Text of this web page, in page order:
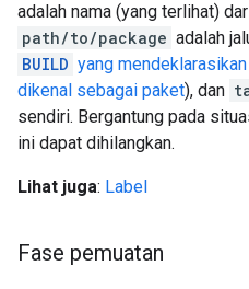
adalah nama (yang terlihat)
path/to/package adalah
BUILD yang
dikenal sebagai paket), dan
sendiri. Bergantung pada
ini dapat dihilangkan.
Lihat juga: Label
Fase pemuatan